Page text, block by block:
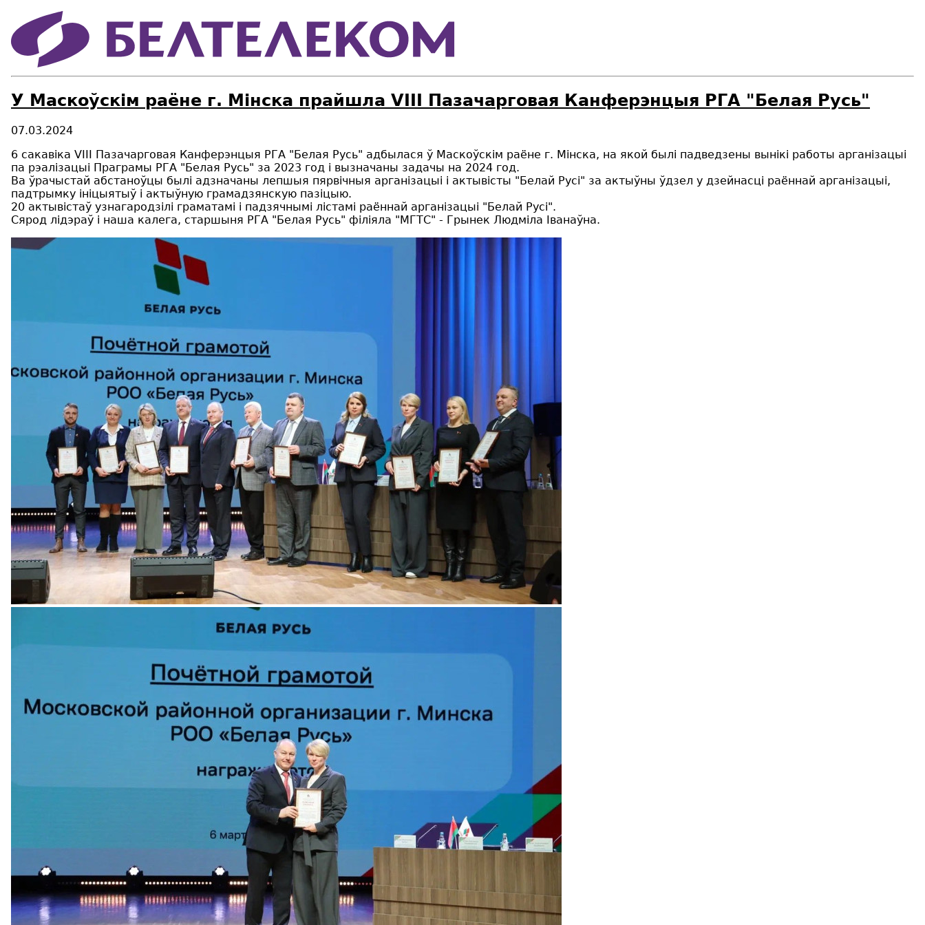
У Маскоўскім раёне г. Мінска прайшла VIII Пазачарговая Канферэнцыя РГА "Белая Русь"
07.03.2024
6 сакавіка VIII Пазачарговая Канферэнцыя РГА "Белая Русь" адбылася ў Маскоўскім раёне г. Мінска, на якой былі падведзены вынікі работы арганізацыі
па рэалізацыі Праграмы РГА "Белая Русь" за 2023 год і вызначаны задачы на ​​2024 год.
Ва ўрачыстай абстаноўцы былі адзначаны лепшыя пярвічныя арганізацыі і актывісты "Белай Русі" за актыўны ўдзел у дзейнасці раённай арганізацыі,
падтрымку ініцыятыў і актыўную грамадзянскую пазіцыю.
20 актывістаў узнагародзілі граматамі і падзячнымі лістамі раённай арганізацыі "Белай Русі".
Сярод лідэраў і наша калега, старшыня РГА "Белая Русь" філіяла "МГТС" - Грынек Людміла Іванаўна.